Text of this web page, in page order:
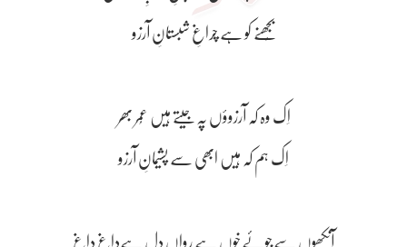
بُجھنے کو ہے چراغِ شبستانِ آرزو
اِک وہ کہ آرزوؤں پہ جیتے ہیں عُمر بھر
اِک ہم کہ ہیں ابھی سے پشیمانِ آرزو
آنکھوں سےجوئےخوں ہے رواں دل ہےداغ داغ